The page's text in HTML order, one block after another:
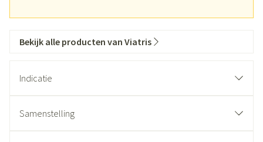
Bekijk alle producten van Viatris
Indicatie
Samenstelling